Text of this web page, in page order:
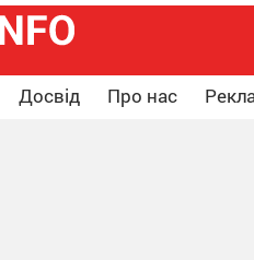
Досвід Про нас